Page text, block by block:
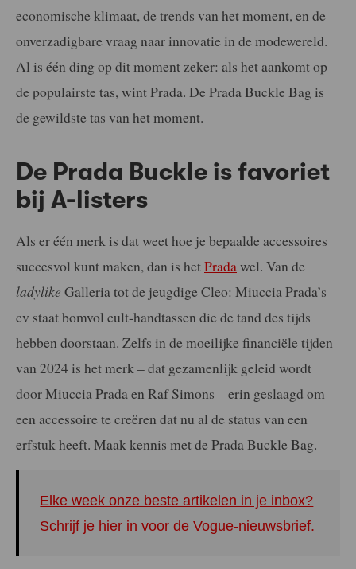
economische klimaat, de trends van het moment, en de
onverzadigbare vraag naar innovatie in de modewereld.
Al is één ding op dit moment zeker: als het aankomt op
de populairste tas, wint Prada. De Prada Buckle Bag is
de gewildste tas van het moment.
De Prada Buckle is favoriet
bij A-listers
Als er één merk is dat weet hoe je bepaalde accessoires
succesvol kunt maken, dan is hetPrada wel. Van de
ladylike Galleria tot de jeugdige Cleo: Miuccia Prada’s
cv staat bomvol cult-handtassen die de tand des tijds
hebben doorstaan. Zelfs in de moeilijke financiële tijden
van 2024 is het merk – dat gezamenlijk geleid wordt
door Miuccia Prada en Raf Simons – erin geslaagd om
een accessoire te creëren dat nu al de status van een
erfstuk heeft. Maak kennis met de Prada Buckle Bag.
Elke week onze beste artikelen in je inbox?
Schrijf je hier in voor de Vogue-nieuwsbrief.